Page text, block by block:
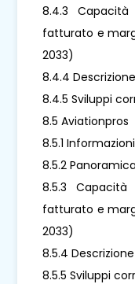
8.4.3
fatturato e
2033)
8.4.4
8.4.5 Sviluppi
8.5 Aviationpros
8.5.1
8.5.2
8.5.3
fatturato e
2033)
8.5.4
8.5.5 Sviluppi